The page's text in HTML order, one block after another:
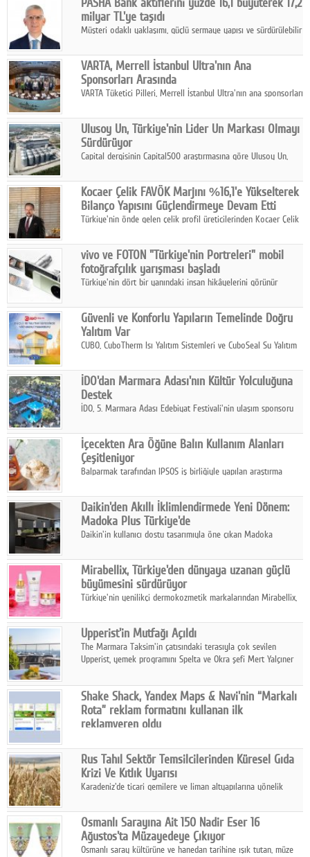
milyar TL'ye taşıdı
Müşteri odaklı yaklaşımı, güçlü sermaye yapısı ve sürdürülebilir
yılının ilk yarısında güçlü finansal performansını korudu.
VARTA, Merrell İstanbul Ultra'nın Ana
Sponsorları Arasında
VARTA Tüketici Pilleri, Merrell İstanbul Ultra'nın ana sponsorları
enerjisine güç katıyor.
Ulusoy Un, Türkiye'nin Lider Un Markası Olmayı
Sürdürüyor
Capital dergisinin Capital500 araştırmasına göre Ulusoy Un,
hasılatıyla Türkiye'nin en büyük 83. firması oldu.
Kocaer Çelik FAVÖK Marjını %16,1'e Yükselterek
Bilanço Yapısını Güçlendirmeye Devam Etti
Türkiye'nin önde gelen çelik profil üreticilerinden Kocaer Çelik
Çelik FAVÖK Marjını %16,1'e yükseltti.
vivo ve FOTON "Türkiye'nin Portreleri" mobil
fotoğrafçılık yarışması başladı
Türkiye'nin dört bir yanındaki insan hikâyelerini görünür
insanını, kültürünü ve yaşamını portre fotoğraflarıyla
anlatmaya davet ediyor.
Güvenli ve Konforlu Yapıların Temelinde Doğru
Yalıtım Var
CUBO, CuboTherm Isı Yalıtım Sistemleri ve CuboSeal Su Yalıtım
ve sürdürülebilir çözümler sunuyor.
İDO'dan Marmara Adası'nın Kültür Yolculuğuna
Destek
İDO, 5. Marmara Adası Edebiyat Festivali'nin ulaşım sponsoru
ettiriyor.
İçecekten Ara Öğüne Balın Kullanım Alanları
Çeşitleniyor
Balparmak tarafından IPSOS iş birliğiyle yapılan araştırma
ıhlamur gibi içeceklerde tercih ettiğini ortaya koyuyor.
Daikin'den Akıllı İklimlendirmede Yeni Dönem:
Madoka Plus Türkiye'de
Daikin'in kullanıcı dostu tasarımıyla öne çıkan Madoka
kontrol ünitesi Madoka Plus Türkiye'de satışa sunuldu.
Mirabellix, Türkiye'den dünyaya uzanan güçlü
büyümesini sürdürüyor
Türkiye'nin yenilikçi dermokozmetik markalarından Mirabellix,
ürünleriyle hem yurt içinde hem de uluslararası pazarlarda
büyümesini sürdürüyor.
Upperist'in Mutfağı Açıldı
The Marmara Taksim'in çatısındaki terasıyla çok sevilen
Upperist, yemek programını Spelta ve Okra şefi Mert Yalçıner
Shake Shack, Yandex Maps & Navi'nin “Markalı
Rota” reklam formatını kullanan ilk
reklamveren oldu
artırmak amacıyla Cereyan Medya ve Yandex Ads iş birliğiyle
Yandex Maps & Navi'nin yeni "Markalı Rota" reklam formatını
kullanan ilk marka oldu.
Rus Tahıl Sektör Temsilcilerinden Küresel Gıda
Krizi Ve Kıtlık Uyarısı
Karadeniz'de ticari gemilere ve liman altyapılarına yönelik
geçirdi.
Osmanlı Sarayına Ait 150 Nadir Eser 16
Ağustos'ta Müzayedeye Çıkıyor
Osmanlı saray kültürüne ve hanedan tarihine ışık tutan, müze